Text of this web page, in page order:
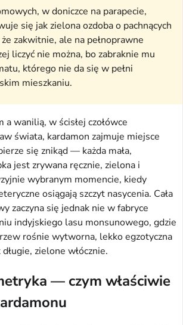
w doniczce na parapecie,
się jak zielona ozdoba o pachnących
zakwitnie, ale na pełnoprawne
liczyć nie można, bo zabraknie mu
którego nie da się w pełni
mieszkaniu.
a wanilią, w ścisłej czołówce
świata, kardamon zajmuje miejsce
się znikąd — każda mała,
jest zrywana ręcznie, zielona i
wybranym momencie, kiedy
osiągają szczyt nasycenia. Cała
zaczyna się jednak nie w fabryce
indyjskiego lasu monsunowego, gdzie
rośnie wytworna, lekko egzotyczna
zielone włócznie.
— czym właściwie